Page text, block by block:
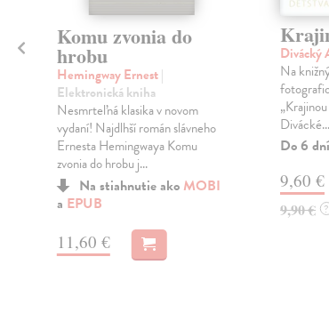
Komu zvonia do
hrobu
Hemingway Ernest|
Elektronická kniha
Nesmrteľná klasika v novom
vydaní! Najdlhší román slávneho
Ernesta Hemingwaya Komu
zvonia do hrobu j...
Na stiahnutie ako MOBI
a EPUB
11,60 €
Divácký
Na
Divácké...
Do 6 dní
9,60 €
9,90 € ?